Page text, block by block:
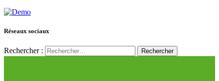
Réseaux sociaux
Rechercher :